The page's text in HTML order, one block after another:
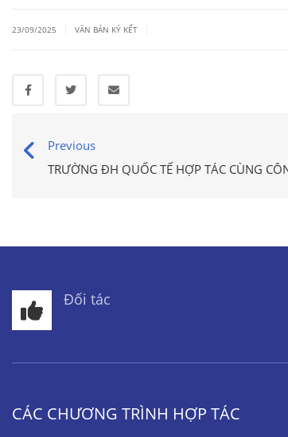
23/09/2025 VĂN BẢN KÝ KẾT
Previous
TRƯỜNG ĐH QUỐC TẾ HỢP TÁC CÙNG
Đối tác
CÁC CHƯƠNG TRÌNH HỢP TÁC